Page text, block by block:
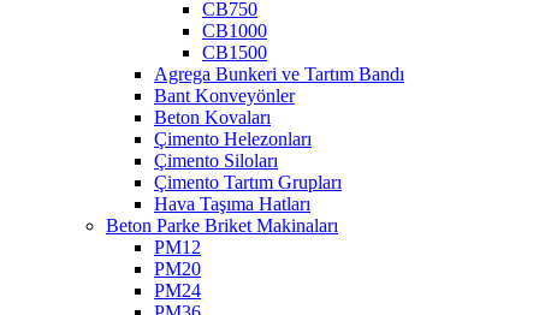
CB750
CB1000
CB1500
Agrega Bunkeri ve Tartım Bandı
Bant Konveyönler
Beton Kovaları
Çimento Helezonları
Çimento Siloları
Çimento Tartım Grupları
Hava Taşıma Hatları
Beton Parke Briket Makinaları
PM12
PM20
PM24